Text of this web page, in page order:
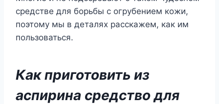
средстве для борьбы с огрубением кожи,
поэтому мы в деталях расскажем, как им
пользоваться.
Как приготовить из
аспирина средство для